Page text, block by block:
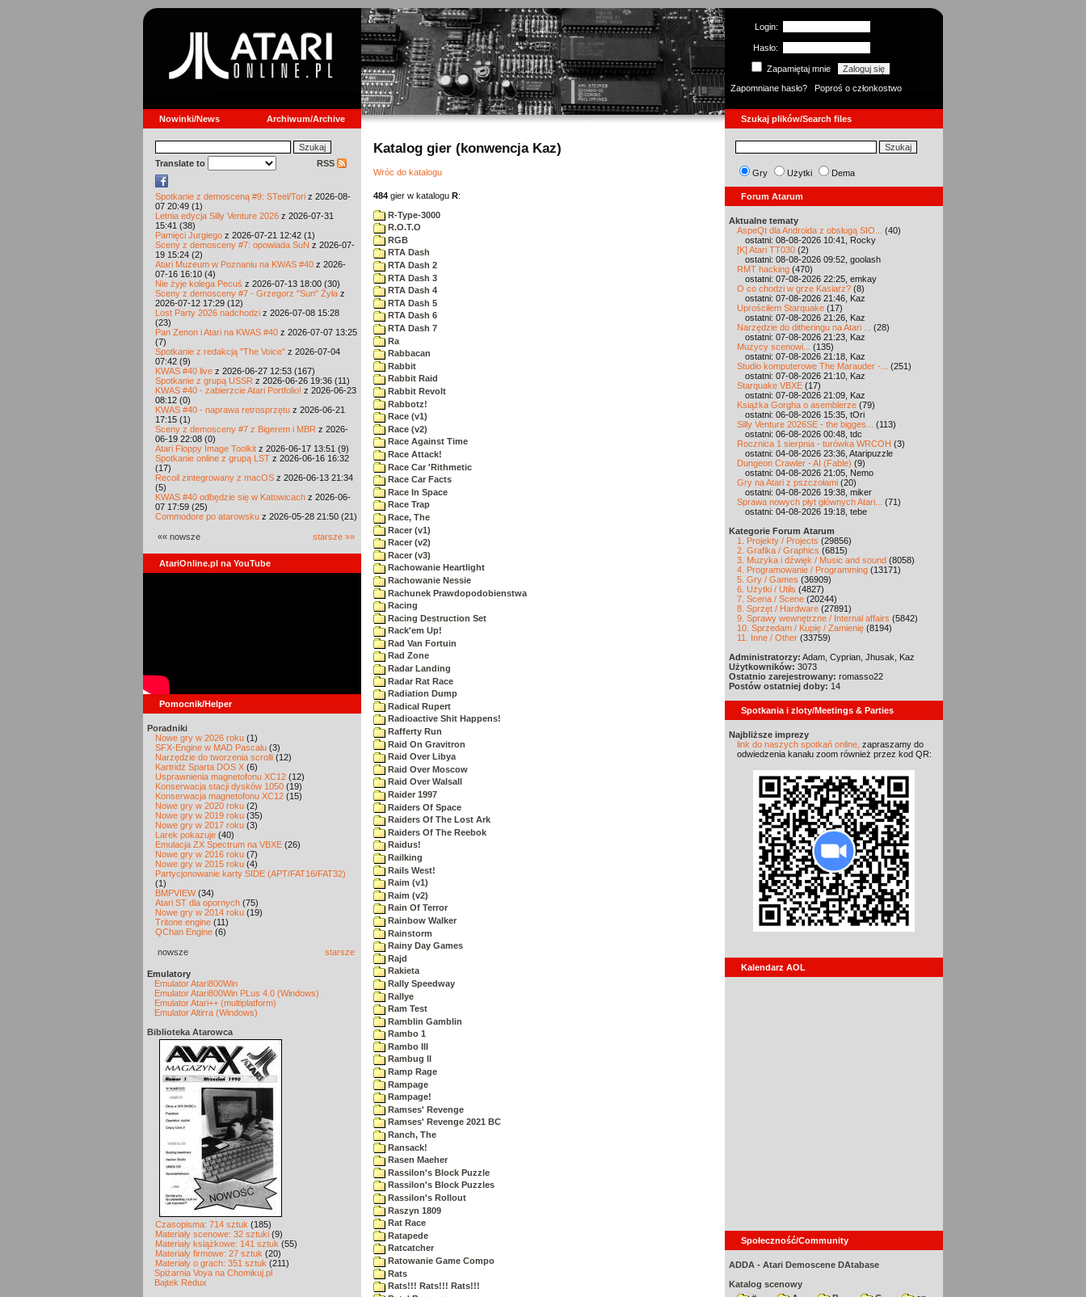
Login:
Hasło:
Zapamiętaj mnie
Zapomniane hasło?
Poproś o członkostwo
Nowinki/News Archiwum/Archive Szukaj plików/Search files
Translate to RSS
Spotkanie z demosceną #9: STeel/Tori z 2026-08-
07 20:49 (1)
Letnia edycja Silly Venture 2026 z 2026-07-31
15:41 (38)
Pamięci Jurgiego z 2026-07-21 12:42 (1)
Sceny z demosceny #7: opowiada SuN z 2026-07-
19 15:24 (2)
Atari Muzeum w Poznaniu na KWAS #40 z 2026-
07-16 16:10 (4)
Nie żyje kolega Pecuś z 2026-07-13 18:00 (30)
Sceny z demosceny #7 - Grzegorz "Sun" Żyła z
2026-07-12 17:29 (12)
Lost Party 2026 nadchodzi z 2026-07-08 15:28
(23)
Pan Zenon i Atari na KWAS #40 z 2026-07-07 13:25
(7)
Spotkanie z redakcją "The Voice" z 2026-07-04
07:42 (9)
KWAS #40 live z 2026-06-27 12:53 (167)
Spotkanie z grupą USSR z 2026-06-26 19:36 (11)
KWAS #40 - zabierzcie Atari Portfolio! z 2026-06-23
08:12 (0)
KWAS #40 - naprawa retrosprzętu z 2026-06-21
17:15 (1)
Sceny z demosceny #7 z Bigerem i MBR z 2026-
06-19 22:08 (0)
Atari Floppy Image Toolkit z 2026-06-17 13:51 (9)
Spotkanie online z grupą LST z 2026-06-16 16:32
(17)
Recoil zintegrowany z macOS z 2026-06-13 21:34
(5)
KWAS #40 odbędzie się w Katowicach z 2026-06-
07 17:59 (25)
Commodore po atarowsku z 2026-05-28 21:50 (21)
«« nowsze starsze »»
AtariOnline.pl na YouTube
Pomocnik/Helper
Poradniki
Nowe gry w 2026 roku (1)
SFX-Engine w MAD Pascalu (3)
Narzędzie do tworzenia scrolli (12)
Kartridż Sparta DOS X (6)
Usprawnienia magnetofonu XC12 (12)
Konserwacja stacji dysków 1050 (19)
Konserwacja magnetofonu XC12 (15)
Nowe gry w 2020 roku (2)
Nowe gry w 2019 roku (35)
Nowe gry w 2017 roku (3)
Larek pokazuje (40)
Emulacja ZX Spectrum na VBXE (26)
Nowe gry w 2016 roku (7)
Nowe gry w 2015 roku (4)
Partycjonowanie karty SIDE (APT/FAT16/FAT32)
(1)
BMPVIEW(34)
Atari ST dla opornych (75)
Nowe gry w 2014 roku (19)
Tritone engine (11)
QChan Engine (6)
nowsze starsze
Emulatory
Emulator Atari800Win
Emulator Atari800Win PLus 4.0 (Windows)
Emulator Atari++ (multiplatform)
Emulator Altirra (Windows)
Biblioteka Atarowca
Czasopisma: 714 sztuk (185)
Materiały scenowe: 32 sztuki (9)
Materiały książkowe: 141 sztuk (55)
Materiały firmowe: 27 sztuk (20)
Materiały o grach: 351 sztuk (211)
Spiżarnia Voya na Chomikuj.pl
Bajtek Redux
Katalog gier (konwencja Kaz)
Wróc do katalogu
484 gier w katalogu R:
R-Type-3000
R.O.T.O
RGB
RTA Dash
RTA Dash 2
RTA Dash 3
RTA Dash 4
RTA Dash 5
RTA Dash 6
RTA Dash 7
Ra
Rabbacan
Rabbit
Rabbit Raid
Rabbit Revolt
Rabbotz!
Race (v1)
Race (v2)
Race Against Time
Race Attack!
Race Car 'Rithmetic
Race Car Facts
Race In Space
Race Trap
Race, The
Racer (v1)
Racer (v2)
Racer (v3)
Rachowanie Heartlight
Rachowanie Nessie
Rachunek Prawdopodobienstwa
Racing
Racing Destruction Set
Rack'em Up!
Rad Van Fortuin
Rad Zone
Radar Landing
Radar Rat Race
Radiation Dump
Radical Rupert
Radioactive Shit Happens!
Rafferty Run
Raid On Gravitron
Raid Over Libya
Raid Over Moscow
Raid Over Walsall
Raider 1997
Raiders Of Space
Raiders Of The Lost Ark
Raiders Of The Reebok
Raidus!
Railking
Rails West!
Raim (v1)
Raim (v2)
Rain Of Terror
Rainbow Walker
Rainstorm
Rainy Day Games
Rajd
Rakieta
Rally Speedway
Rallye
Ram Test
Ramblin Gamblin
Rambo 1
Rambo III
Rambug II
Ramp Rage
Rampage
Rampage!
Ramses' Revenge
Ramses' Revenge 2021 BC
Ranch, The
Ransack!
Rasen Maeher
Rassilon's Block Puzzle
Rassilon's Block Puzzles
Rassilon's Rollout
Raszyn 1809
Rat Race
Ratapede
Ratcatcher
Ratowanie Game Compo
Rats
Rats!!! Rats!!! Rats!!!
Gry Użytki Dema
Forum Atarum
Aktualne tematy
AspeQt dla Androida z obsługą SIO...
(40)
ostatni: 08-08-2026 10:41, Rocky
[K] Atari TT030 (2)
ostatni: 08-08-2026 09:52, goolash
RMT hacking (470)
ostatni: 07-08-2026 22:25, emkay
O co chodzi w grze Kasiarz? (8)
ostatni: 07-08-2026 21:46, Kaz
Uprościłem Starquake (17)
ostatni: 07-08-2026 21:26, Kaz
Narzędzie do ditheringu na Atari ...
(28)
ostatni: 07-08-2026 21:23, Kaz
Muzycy scenowi...
(135)
ostatni: 07-08-2026 21:18, Kaz
Studio komputerowe The Marauder -...
(251)
ostatni: 07-08-2026 21:10, Kaz
Starquake VBXE (17)
ostatni: 07-08-2026 21:09, Kaz
Książka Gorgha o asemblerze (79)
ostatni: 06-08-2026 15:35, tOri
Silly Venture 2026SE - the bigges...
(113)
ostatni: 06-08-2026 00:48, tdc
Rocznica 1 sierpnia - turówka WRCOH (3)
ostatni: 04-08-2026 23:36, Ataripuzzle
Dungeon Crawler - AI (Fable) (9)
ostatni: 04-08-2026 21:05, Nemo
Gry na Atari z pszczołami (20)
ostatni: 04-08-2026 19:38, miker
Sprawa nowych płyt głównych Atari...
(71)
ostatni: 04-08-2026 19:18, tebe
Kategorie Forum Atarum
1. Projekty / Projects (29856)
2. Grafika / Graphics (6815)
3. Muzyka i dźwięk / Music and sound (8058)
4. Programowanie / Programming (13171)
5. Gry / Games (36909)
6. Użytki / Utils (4827)
7. Scena / Scene (20244)
8. Sprzęt / Hardware (27891)
9. Sprawy wewnętrzne / Internal affairs (5842)
10. Sprzedam / Kupię / Zamienię (8194)
11. Inne / Other (33759)
Administratorzy: Adam, Cyprian, Jhusak, Kaz
Użytkowników: 3073
Ostatnio zarejestrowany: romasso22
Postów ostatniej doby: 14
Spotkania i zloty/Meetings & Parties
Najbliższe imprezy
link do naszych spotkań online, zapraszamy do
odwiedzenia kanału zoom również przez kod QR:
Kalendarz AOL
Społeczność/Community
ADDA - Atari Demoscene DAtabase
Katalog scenowy